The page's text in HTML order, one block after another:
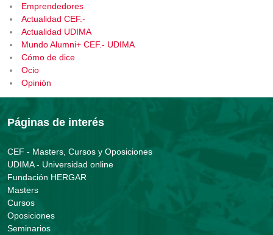
Emprendedores
Actualidad CEF.-
Actualidad UDIMA
Mundo Alumni+ CEF.- UDIMA
Cómo de dice
Ocio
Opinión
Páginas de interés
CEF - Masters, Cursos y Oposiciones
UDIMA - Universidad online
Fundación HERGAR
Masters
Cursos
Oposiciones
Seminarios